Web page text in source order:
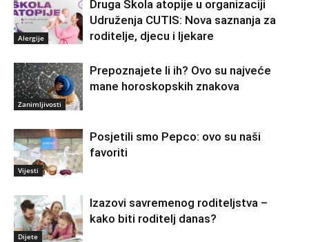
Alergije
Druga Škola atopije u organizaciji
Udruženja CUTIS: Nova saznanja za
roditelje, djecu i ljekare
Zanimljivosti
Prepoznajete li ih? Ovo su najveće
mane horoskopskih znakova
Vijesti
Posjetili smo Pepco: ovo su naši
favoriti
Dijete
Izazovi savremenog roditeljstva –
kako biti roditelj danas?